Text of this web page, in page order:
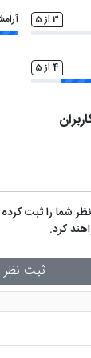
3 از 5
4 از 5
نظر شما را ثبت
کرد.
ثبت نظر